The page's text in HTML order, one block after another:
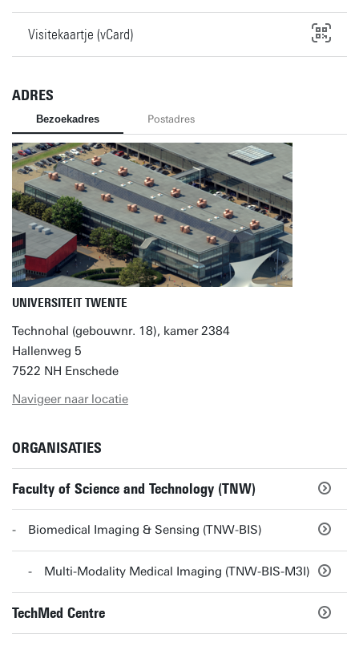
Visitekaartje (vCard)
ADRES
Bezoekadres Postadres
UNIVERSITEIT TWENTE
Technohal (gebouwnr. 18), kamer 2384
Hallenweg 5
7522 NH Enschede
Navigeer naar locatie
ORGANISATIES
Faculty of Science and Technology (TNW)
Biomedical Imaging & Sensing (TNW-BIS)
Multi-Modality Medical Imaging (TNW-BIS-M3I)
TechMed Centre